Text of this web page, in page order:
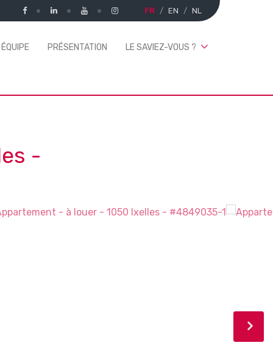
FR EN NL
PRÉSENTATION LE SAVIEZ-VOUS ?
-